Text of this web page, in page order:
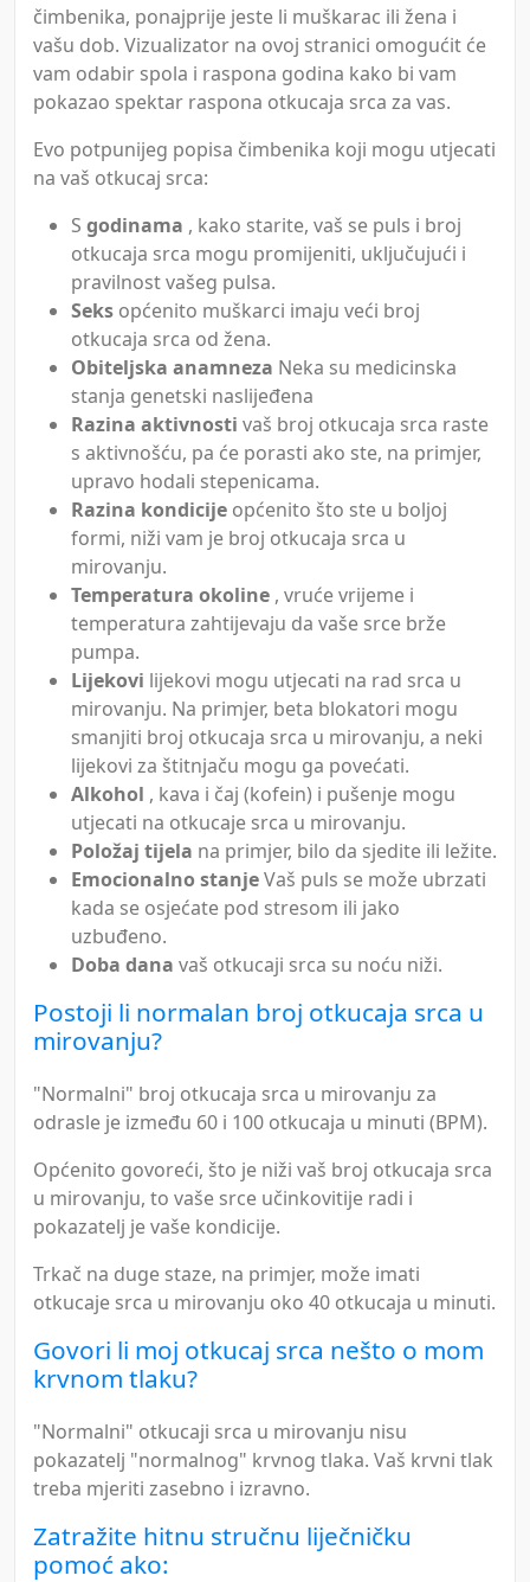
čimbenika, ponajprije jeste li muškarac ili žena i
vašu dob. Vizualizator na ovoj stranici omogućit će
vam odabir spola i raspona godina kako bi vam
pokazao spektar raspona otkucaja srca za vas.
Evo potpunijeg popisa čimbenika koji mogu utjecati
na vaš otkucaj srca:
S godinama , kako starite, vaš se puls i broj
otkucaja srca mogu promijeniti, uključujući i
pravilnost vašeg pulsa.
Seks općenito muškarci imaju veći broj
otkucaja srca od žena.
Obiteljska anamneza Neka su medicinska
stanja genetski naslijeđena
Razina aktivnosti vaš broj otkucaja srca raste
s aktivnošću, pa će porasti ako ste, na primjer,
upravo hodali stepenicama.
Razina kondicije općenito što ste u boljoj
formi, niži vam je broj otkucaja srca u
mirovanju.
Temperatura okoline , vruće vrijeme i
temperatura zahtijevaju da vaše srce brže
pumpa.
Lijekovi lijekovi mogu utjecati na rad srca u
mirovanju. Na primjer, beta blokatori mogu
smanjiti broj otkucaja srca u mirovanju, a neki
lijekovi za štitnjaču mogu ga povećati.
Alkohol , kava i čaj (kofein) i pušenje mogu
utjecati na otkucaje srca u mirovanju.
Položaj tijela na primjer, bilo da sjedite ili ležite.
Emocionalno stanjeVaš puls se može ubrzati
kada se osjećate pod stresom ili jako
uzbuđeno.
Doba dana vaš otkucaji srca su noću niži.
Postoji li normalan broj otkucaja srca u
mirovanju?
"Normalni" broj otkucaja srca u mirovanju za
odrasle je između 60 i 100 otkucaja u minuti (BPM).
Općenito govoreći, što je niži vaš broj otkucaja srca
u mirovanju, to vaše srce učinkovitije radi i
pokazatelj je vaše kondicije.
Trkač na duge staze, na primjer, može imati
otkucaje srca u mirovanju oko 40 otkucaja u minuti.
Govori li moj otkucaj srca nešto o mom
krvnom tlaku?
"Normalni" otkucaji srca u mirovanju nisu
pokazatelj "normalnog" krvnog tlaka. Vaš krvni tlak
treba mjeriti zasebno i izravno.
Zatražite hitnu stručnu liječničku
pomoć ako: